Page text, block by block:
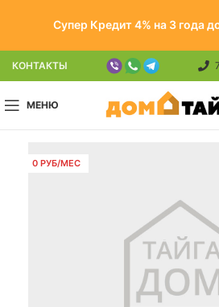
Супер Кредит 4% на 3 года
КОНТАКТЫ
МЕНЮ
0 РУБ/МЕС